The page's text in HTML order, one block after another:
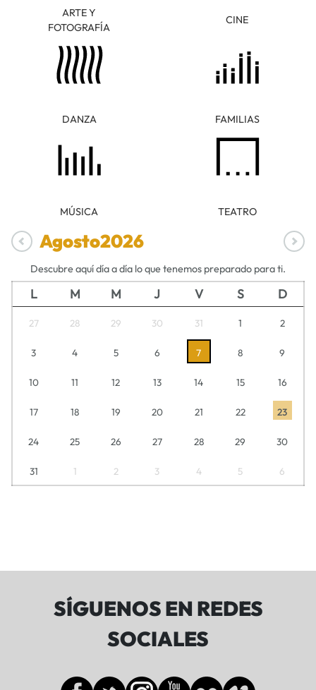
ARTE Y
FOTOGRAFÍA
CINE
DANZA FAMILIAS
MÚSICA TEATRO
Agosto2026
Descubre aquí día a día lo que tenemos preparado para ti.
L M M J V S D
27 28 29 30 31 1 2
3 4 5 6 7 8 9
10 11 12 13 14 15 16
17 18 19 20 21 22 23
24 25 26 27 28 29 30
31 1 2 3 4 5 6
SÍGUENOS EN REDES
SOCIALES